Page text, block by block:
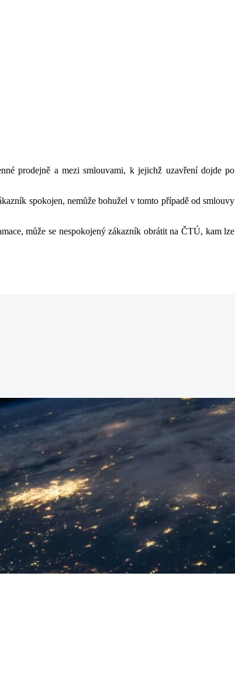
poté ve skutečnosti neodpovídaly realitě. Obchodníci často
prodejně a mezi smlouvami, k jejichž uzavření dojde po
spokojen, nemůže bohužel v tomto případě od smlouvy
může se nespokojený zákazník obrátit na ČTÚ, kam lze